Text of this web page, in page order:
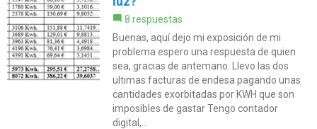
8 respuestas
Buenas, aquí dejo mi exposición de mi
problema espero una respuesta de quien
sea, gracias de antemano. Llevo las dos
ultimas facturas de endesa pagando unas
cantidades exorbitadas por KWH que son
imposibles de gastar Tengo contador
digital,...